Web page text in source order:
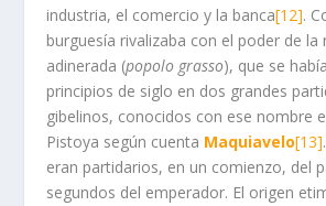
industria, el comercio y la banca[12].
burguesía rivalizaba con el poder de la
adinerada (popolo grasso), que se
principios de siglo en dos grandes
gibelinos, conocidos con ese nombre
Pistoya según cuenta Maquiavelo[13]
eran partidarios, en un comienzo, del
segundos del emperador. El origen